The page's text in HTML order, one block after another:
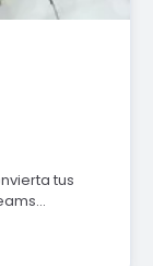
tus